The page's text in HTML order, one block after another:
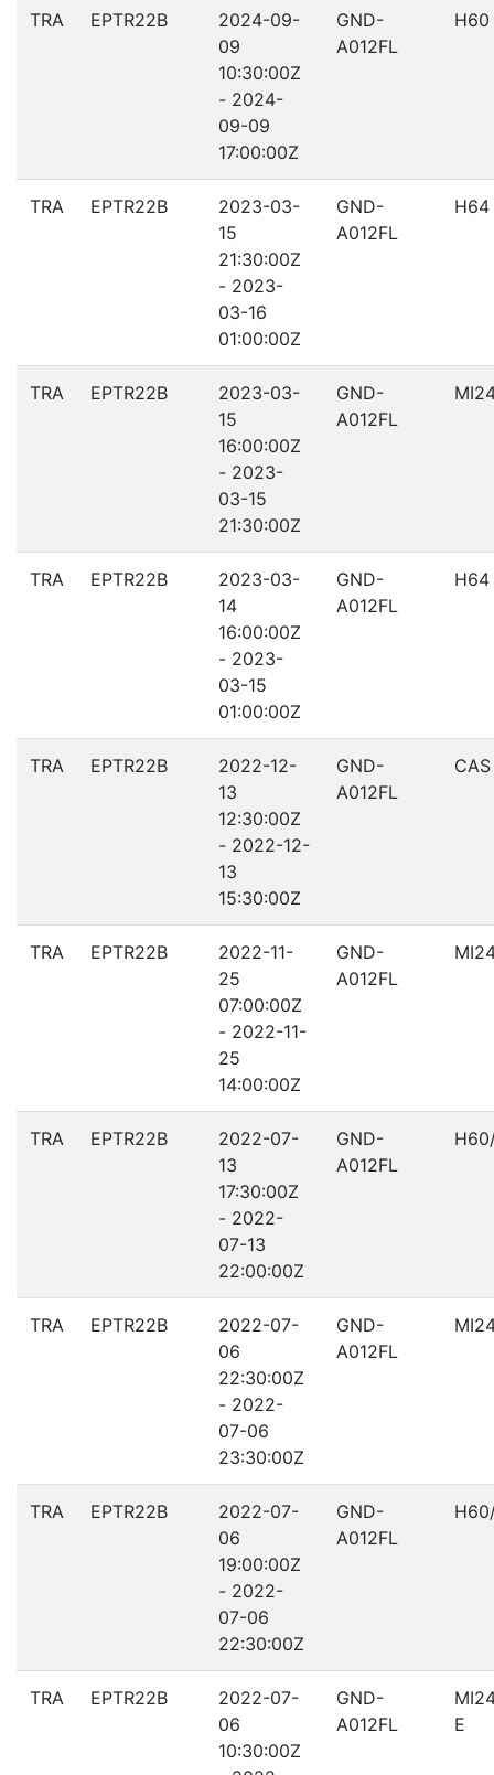
TRA EPTR22B
2024-09-
09
10:30:00Z
- 2024-
09-09
17:00:00Z
GND-
A012FL
H60
TRA EPTR22B
2023-03-
15
21:30:00Z
- 2023-
03-16
01:00:00Z
GND-
A012FL
H64
TRA EPTR22B
2023-03-
15
16:00:00Z
- 2023-
03-15
21:30:00Z
GND-
A012FL
TRA EPTR22B
2023-03-
14
16:00:00Z
- 2023-
03-15
01:00:00Z
GND-
A012FL
H64
TRA EPTR22B
2022-12-
13
12:30:00Z
- 2022-12-
13
15:30:00Z
GND-
A012FL
CAS
TRA EPTR22B
2022-11-
25
07:00:00Z
- 2022-11-
25
14:00:00Z
GND-
A012FL
TRA EPTR22B
2022-07-
13
17:30:00Z
- 2022-
07-13
22:00:00Z
GND-
A012FL
TRA EPTR22B
2022-07-
06
22:30:00Z
- 2022-
07-06
23:30:00Z
GND-
A012FL
TRA EPTR22B
2022-07-
06
19:00:00Z
- 2022-
07-06
22:30:00Z
GND-
A012FL
TRA EPTR22B
2022-07-
06
10:30:00Z
GND-
A012FL
E